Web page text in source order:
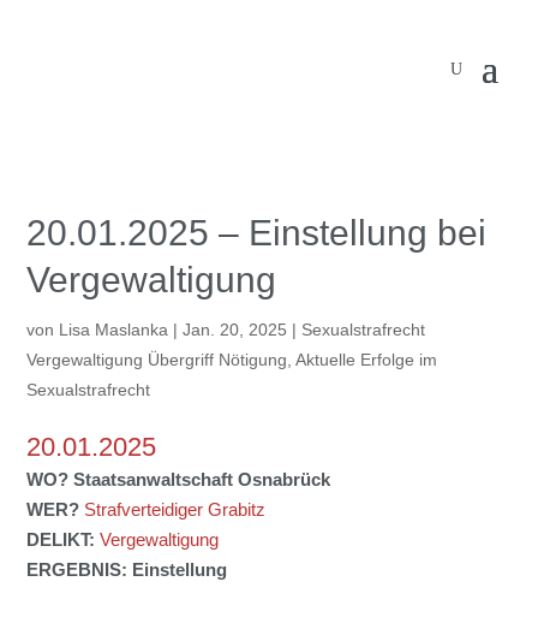
20.01.2025 – Einstellung bei
Vergewaltigung
von Lisa Maslanka |Jan. 20, 2025 | Sexualstrafrecht
Vergewaltigung Übergriff Nötigung ,Aktuelle Erfolge im
Sexualstrafrecht
20.01.2025
WO? Staatsanwaltschaft Osnabrück
WER? Strafverteidiger Grabitz
DELIKT:Vergewaltigung
ERGEBNIS: Einstellung